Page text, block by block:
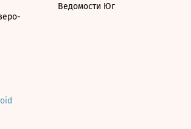
Ведомости Юг